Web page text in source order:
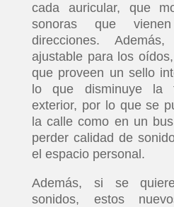
cada auricular, que
sonoras que
direcciones.
ajustable para los
que proveen un sello
lo que disminuye la
exterior, por lo que se
la calle como en un
perder calidad de
el espacio personal.
Además, si se
sonidos, estos